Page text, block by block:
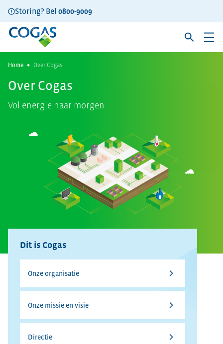
Storing? Bel 0800-9009
Home Over Cogas
Over Cogas
Vol energie naar morgen
Dit is Cogas
Onze organisatie
Onze missie en visie
Directie